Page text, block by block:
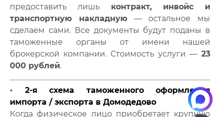
предоставить лишь контракт, инвойс и
транспортную накладную— остальное мы
сделаем сами. Все документы будут поданы в
таможенные органы от имени нашей
брокерской компании. Стоимость услуги — 23
000 рублей.
• 2-я схема таможенного оформления
импорта / экспорта в Домодедово
Когда физическое лицо приобретает крупную